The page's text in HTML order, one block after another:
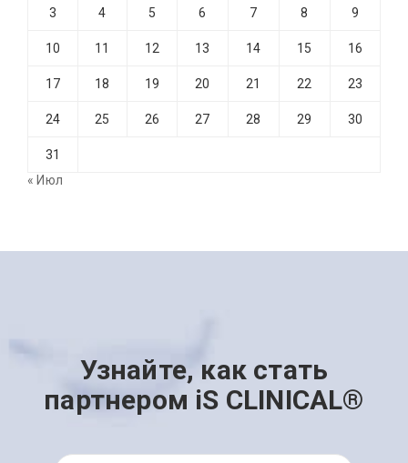
3 4 5 6 7 8 9
10 11 12 13 14 15 16
17 18 19 20 21 22 23
24 25 26 27 28 29 30
31
« Июл
Узнайте, как стать
партнером iS CLINICAL®